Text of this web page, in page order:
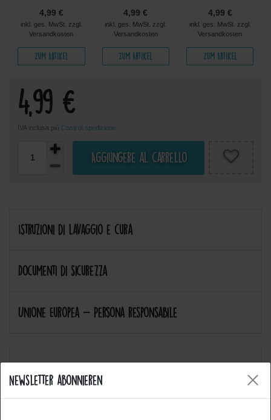
Newsletter abonnieren
4,99 €
inkl. ges. MwSt. zzgl.
Versandkosten
Zum Artikel
4,99 €
inkl. ges. MwSt. zzgl.
Versandkosten
Zum Artikel
4,99 €
inkl. ges. MwSt. zzgl.
Versandkosten
Zum Artikel
4,99 €
IVA inclusa più Costi di spedizione
Aggiungere al carrello
Istruzioni di lavaggio e cura
Documenti di sicurezza
Unione Europea - Persona responsabile
Allgemeine Fragen